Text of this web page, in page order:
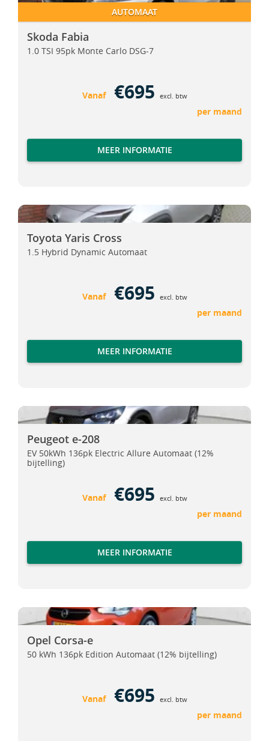
AUTOMAAT
Skoda Fabia
1.0 TSI 95pk Monte Carlo DSG-7
Vanaf €695 excl. btw
per maand
MEER INFORMATIE
Toyota Yaris Cross
Toyota Yaris Cross
Toyota Yaris Cross
1.5 Hybrid Dynamic Automaat
Vanaf €695 excl. btw
per maand
MEER INFORMATIE
Peugeot e-208
Peugeot e-208
Peugeot e-208
EV 50kWh 136pk Electric Allure Automaat (12%
bijtelling)
Vanaf €695 excl. btw
per maand
MEER INFORMATIE
Opel Corsa-e
Opel Corsa-e
Opel Corsa-e
50 kWh 136pk Edition Automaat (12% bijtelling)
Vanaf €695 excl. btw
per maand